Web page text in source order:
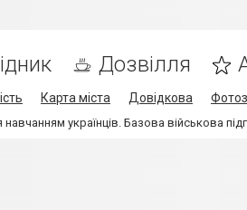
Дозвілля
Карта міста Довідкова
українців. Базова військова